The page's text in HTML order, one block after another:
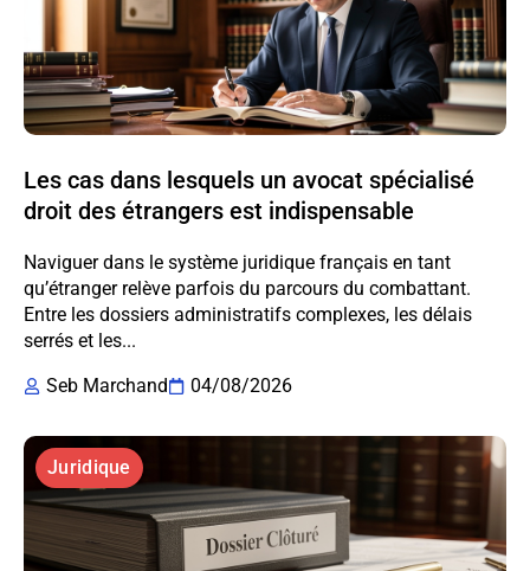
Les cas dans lesquels un avocat spécialisé
droit des étrangers est indispensable
Naviguer dans le système juridique français en tant
qu’étranger relève parfois du parcours du combattant.
Entre les dossiers administratifs complexes, les délais
serrés et les...
Seb Marchand
04/08/2026
Juridique